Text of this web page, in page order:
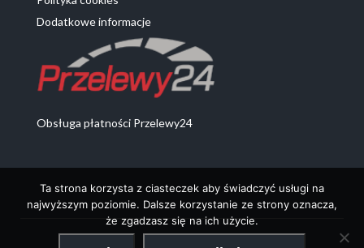
Ta strona korzysta z ciasteczek aby świadczyć usługi na
najwyższym poziomie. Dalsze korzystanie ze strony oznacza,
że zgadzasz się na ich użycie.
Dodatkowe informacje
Obsługa płatności Przelewy24